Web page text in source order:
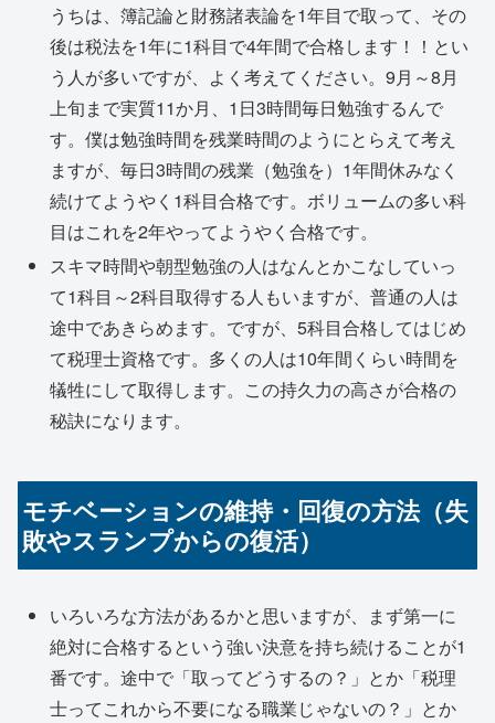
うちは、簿記論と財務諸表論を1年目で取って、その
後は税法を1年に1科目で4年間で合格します！！とい
う人が多いですが、よく考えてください。9月～8月
上旬まで実質11か月、1日3時間毎日勉強するんで
す。僕は勉強時間を残業時間のようにとらえて考え
ますが、毎日3時間の残業（勉強を）1年間休みなく
続けてようやく1科目合格です。ボリュームの多い科
目はこれを2年やってようやく合格です。
スキマ時間や朝型勉強の人はなんとかこなしていっ
て1科目～2科目取得する人もいますが、普通の人は
途中であきらめます。ですが、5科目合格してはじめ
て税理士資格です。多くの人は10年間くらい時間を
犠牲にして取得します。この持久力の高さが合格の
秘訣になります。
モチベーションの維持・回復の方法（失
敗やスランプからの復活）
いろいろな方法があるかと思いますが、まず第一に
絶対に合格するという強い決意を持ち続けることが1
番です。途中で「取ってどうするの？」とか「税理
士ってこれから不要になる職業じゃないの？」とか